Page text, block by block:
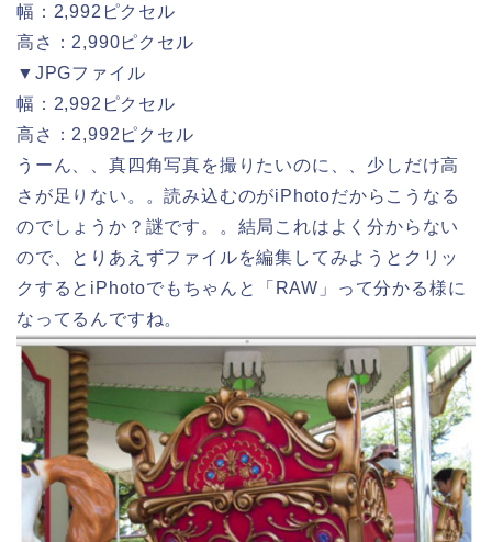
幅：2,992ピクセル
高さ：2,990ピクセル
▼JPGファイル
幅：2,992ピクセル
高さ：2,992ピクセル
うーん、、真四角写真を撮りたいのに、、少しだけ高
さが足りない。。読み込むのがiPhotoだからこうなる
のでしょうか？謎です。。結局これはよく分からない
ので、とりあえずファイルを編集してみようとクリッ
クするとiPhotoでもちゃんと「RAW」って分かる様に
なってるんですね。